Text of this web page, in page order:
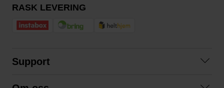
RASK LEVERING
Support